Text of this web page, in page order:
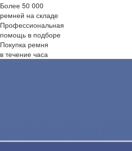
Более 50 000
ремней на складе
Профессиональная
помощь в подборе
Покупка ремня
в течение часа